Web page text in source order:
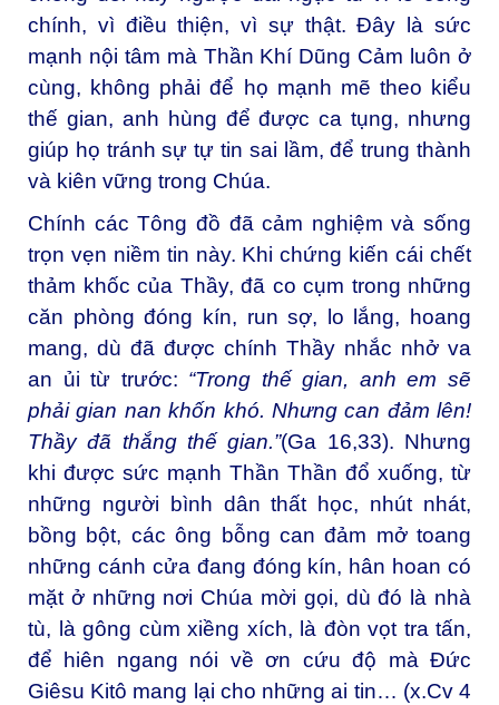
chính, vì điều thiện, vì sự thật. Đây là sức
mạnh nội tâm mà Thần Khí Dũng Cảm luôn ở
cùng, không phải để họ mạnh mẽ theo kiểu
thế gian, anh hùng để được ca tụng, nhưng
giúp họ tránh sự tự tin sai lầm, để trung thành
và kiên vững trong Chúa.
Chính các Tông đồ đã cảm nghiệm và sống
trọn vẹn niềm tin này. Khi chứng kiến cái chết
thảm khốc của Thầy, đã co cụm trong những
căn phòng đóng kín, run sợ, lo lắng, hoang
mang, dù đã được chính Thầy nhắc nhở va
an ủi từ trước: “Trong thế gian, anh em sẽ
phải gian nan khốn khó. Nhưng can đảm lên!
Thầy đã thắng thế gian.”(Ga 16,33). Nhưng
khi được sức mạnh Thần Thần đổ xuống, từ
những người bình dân thất học, nhút nhát,
bồng bột, các ông bỗng can đảm mở toang
những cánh cửa đang đóng kín, hân hoan có
mặt ở những nơi Chúa mời gọi, dù đó là nhà
tù, là gông cùm xiềng xích, là đòn vọt tra tấn,
để hiên ngang nói về ơn cứu độ mà Đức
Giêsu Kitô mang lại cho những ai tin… (x.Cv 4